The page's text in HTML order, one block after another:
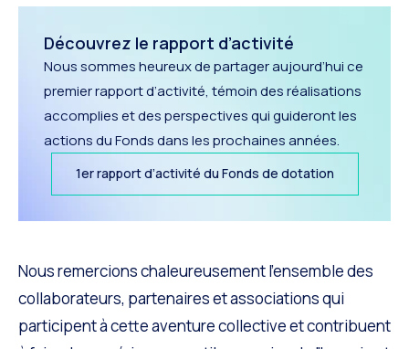
Découvrez le rapport d’activité
Nous sommes heureux de partager aujourd’hui ce
premier rapport d’activité, témoin des réalisations
accomplies et des perspectives qui guideront les
actions du Fonds dans les prochaines années.
1er rapport d’activité du Fonds de dotation
Nous remercions chaleureusement l’ensemble des
collaborateurs, partenaires et associations qui
participent à cette aventure collective et contribuent